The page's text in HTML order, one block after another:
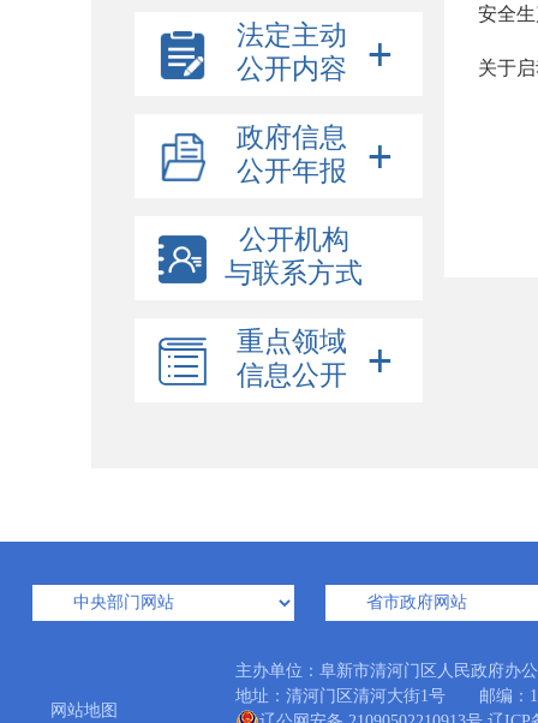
法定主动
公开内容
政府信息
公开年报
公开机构
与联系方式
重点领域
信息公开
安全
关于
网站地图
主办单位：阜新市清河门区人民政府
地址：清河门区清河大街1号 邮编：